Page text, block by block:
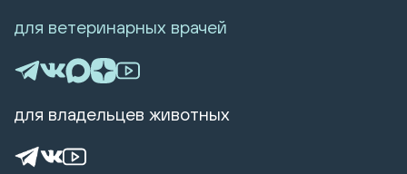
для ветеринарных врачей
для владельцев животных